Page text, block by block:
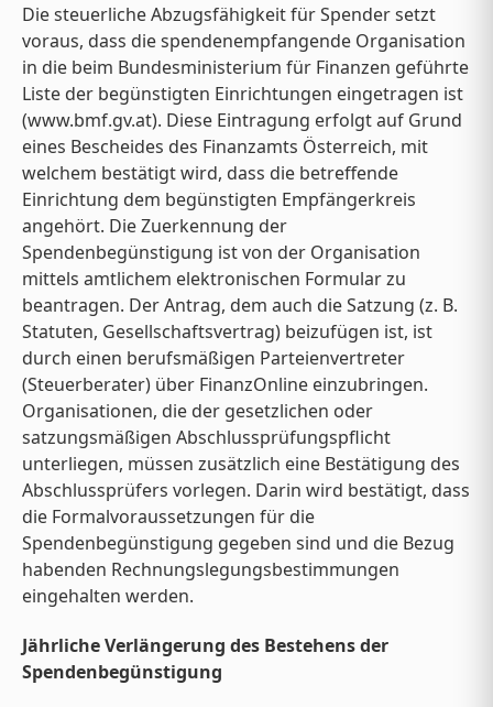
Die steuerliche Abzugsfähigkeit für Spender setzt
voraus, dass die spendenempfangende Organisation
in die beim Bundesministerium für Finanzen geführte
Liste der begünstigten Einrichtungen eingetragen ist
(www.bmf.gv.at). Diese Eintragung erfolgt auf Grund
eines Bescheides des Finanzamts Österreich, mit
welchem bestätigt wird, dass die betreffende
Einrichtung dem begünstigten Empfängerkreis
angehört. Die Zuerkennung der
Spendenbegünstigung ist von der Organisation
mittels amtlichem elektronischen Formular zu
beantragen. Der Antrag, dem auch die Satzung (z. B.
Statuten, Gesellschaftsvertrag) beizufügen ist, ist
durch einen berufsmäßigen Parteienvertreter
(Steuerberater) über FinanzOnline einzubringen.
Organisationen, die der gesetzlichen oder
satzungsmäßigen Abschlussprüfungspflicht
unterliegen, müssen zusätzlich eine Bestätigung des
Abschlussprüfers vorlegen. Darin wird bestätigt, dass
die Formalvoraussetzungen für die
Spendenbegünstigung gegeben sind und die Bezug
habenden Rechnungslegungsbestimmungen
eingehalten werden.
Jährliche Verlängerung des Bestehens der
Spendenbegünstigung